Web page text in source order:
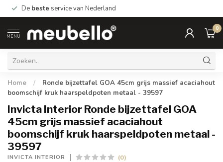
De beste service van Nederland
MENU
0
Home /
Ronde bijzettafel GOA 45cm grijs massief acaciahout
boomschijf kruk haarspeldpoten metaal - 39597
Invicta Interior Ronde bijzettafel GOA
45cm grijs massief acaciahout
boomschijf kruk haarspeldpoten metaal -
39597
INVICTA INTERIOR (0)